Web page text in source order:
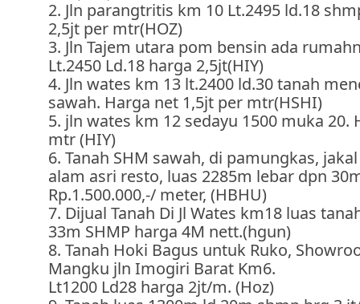
2. Jln parangtritis km 10 Lt.2495 ld.18
2,5jt per mtr(HOZ)
3. Jln Tajem utara pom bensin ada
Lt.2450 Ld.18 harga 2,5jt(HIY)
4. Jln wates km 13 lt.2400 ld.30 tanah
sawah. Harga net 1,5jt per mtr(HSHI)
5. jln wates km 12 sedayu 1500 muka 20.
mtr (HIY)
6. Tanah SHM sawah, di pamungkas,
alam asri resto, luas 2285m lebar dpn
Rp.1.500.000,-/ meter, (HBHU)
7. Dijual Tanah Di Jl Wates km18 luas
33m SHMP harga 4M nett.(hgun)
8. Tanah Hoki Bagus untuk Ruko,
Mangku jln Imogiri Barat Km6.
Lt1200 Ld28 harga 2jt/m. (Hoz)